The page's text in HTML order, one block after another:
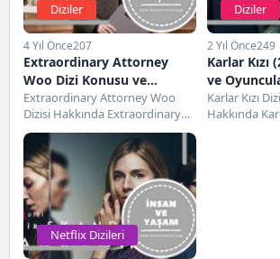
Diziler
4 Yıl Önce207
Extraordinary Attorney
Woo Dizi Konusu ve
Oyuncuları | Netflix
Extraordinary Attorney Woo
Dizisi Hakkında Extraordinary
Attorney Woo dizisi, 13 Temmuz
2022 tarihinde gösterime giren...
Diziler
2 Yıl Önce249
Karlar Kızı
ve
Karlar Kızı
Hakkında
Netflix Dizileri